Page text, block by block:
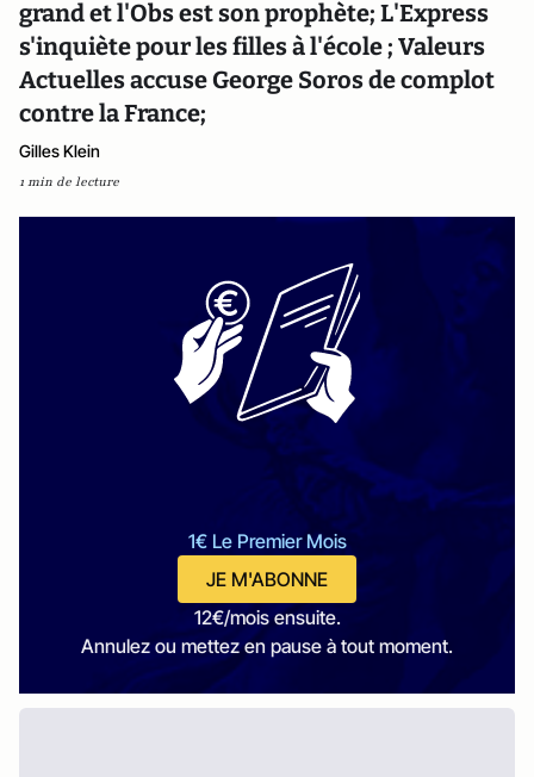
grand et l'Obs est son prophète; L'Express
s'inquiète pour les filles à l'école ; Valeurs
Actuelles accuse George Soros de complot
contre la France;
Gilles Klein
1 min de lecture
1€ Le Premier Mois
JE M'ABONNE
12€/mois ensuite.
Annulez ou mettez en pause à tout moment.